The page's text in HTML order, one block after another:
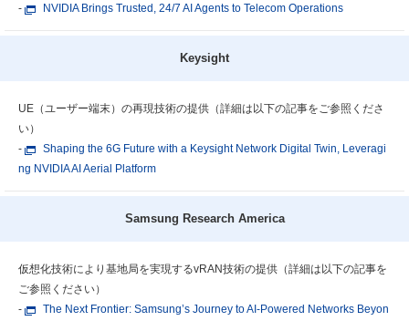
-
NVIDIA Brings Trusted, 24/7 AI Agents to Telecom Operations
Keysight
UE（ユーザー端末）の再現技術の提供 （詳細は以下の記事をご参照くださ
い）
-
Shaping the 6G Future with a Keysight Network Digital Twin, Leveragi
ng NVIDIA AI Aerial Platform
Samsung Research America
仮想化技術により基地局を実現するvRAN技術の提供 （詳細は以下の記事を
ご参照ください）
-
The Next Frontier: Samsung’s Journey to AI-Powered Networks Beyon